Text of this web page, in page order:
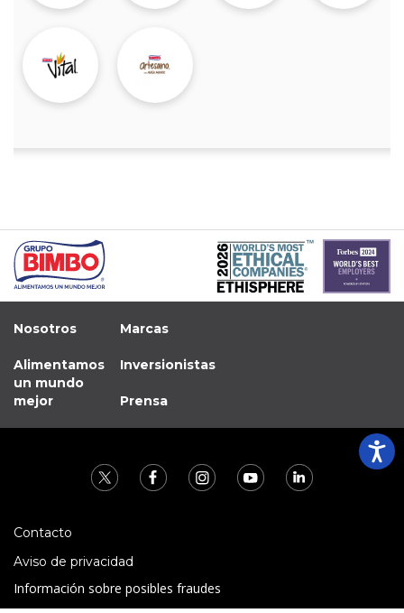
Nosotros
Alimentamos
un mundo
mejor
Marcas
Inversionistas
Prensa
Contacto
Aviso de privacidad
Información sobre posibles fraudes